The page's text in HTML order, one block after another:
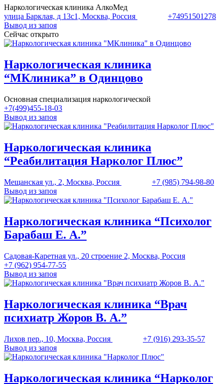
Наркологическая клиника АлкоМед
улица Барклая, д 13с1, Москва, Россия
+74951501278
Вывод из запоя
Сейчас открыто
Наркологическая клиника
“МКлиника” в Одинцово
Основная специализация наркологической
+7(499)455-18-03
Вывод из запоя
Наркологическая клиника
“Реабилитация Нарколог Плюс”
Мещанская ул., 2, Москва, Россия
+7 (985) 794-98-80
Вывод из запоя
Наркологическая клиника “Психолог
Барабаш Е. А.”
Садовая-Каретная ул., 20 строение 2, Москва, Россия
+7 (962) 954-77-55
Вывод из запоя
Наркологическая клиника “Врач
психиатр Жоров В. А.”
Лихов пер., 10, Москва, Россия
+7 (916) 293-35-57
Вывод из запоя
Наркологическая клиника “Нарколог